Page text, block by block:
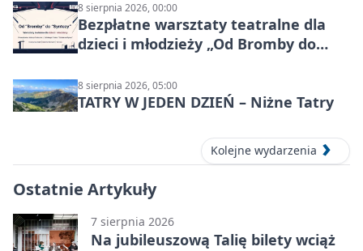
8 sierpnia 2026, 00:00
Bezpłatne warsztaty teatralne dla
dzieci i młodzieży „Od Bromby do
8 sierpnia 2026, 05:00
TATRY W JEDEN DZIEŃ – Niżne Tatry
Kolejne wydarzenia
Ostatnie Artykuły
7 sierpnia 2026
Na jubileuszową Talię bilety wciąż